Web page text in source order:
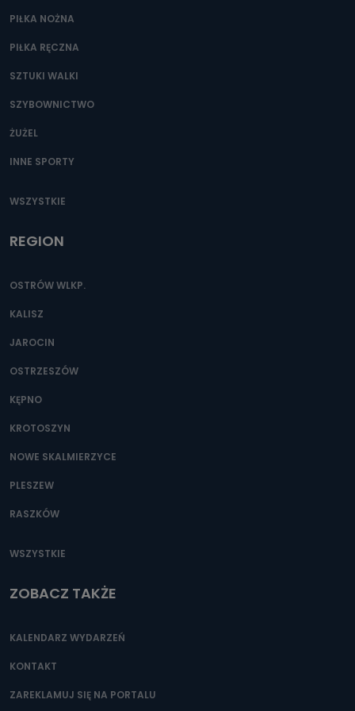
dane, które pochodzą bezpośrednio od Państwa (lub
zostały przekazane w Państwa imieniu) lub dane osobowe,
szczególności: imię i nazwisko, adres e-mail, telefon
danych osobowych są pracownicy i współpracownicy
oraz partnerzy wspomagający administratora w jego
Jak skontaktować się z inspektorem
danych osobowych?
Można to zrobić pod numerem telefonu 62 735-51-05 lub
PIŁKA NOŻNA
PIŁKA RĘCZNA
SZTUKI WALKI
SZYBOWNICTWO
ŻUŻEL
INNE SPORTY
WSZYSTKIE
REGION
OSTRÓW WLKP.
KALISZ
JAROCIN
OSTRZESZÓW
KĘPNO
KROTOSZYN
NOWE SKALMIERZYCE
PLESZEW
RASZKÓW
WSZYSTKIE
ZOBACZ TAKŻE
KALENDARZ WYDARZEŃ
KONTAKT
ZAREKLAMUJ SIĘ NA PORTALU